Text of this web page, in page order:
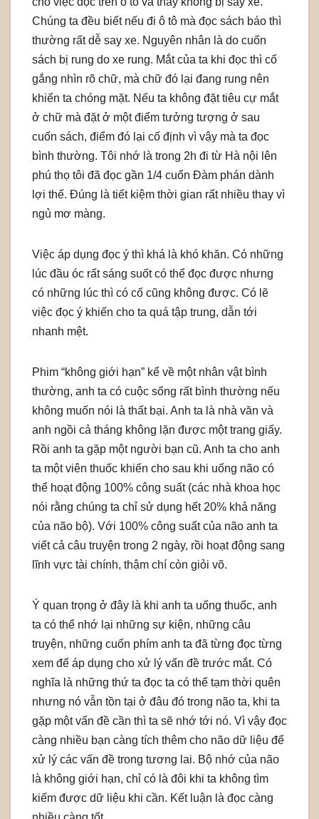
Chúng ta đều biết nếu đi ô tô mà đọc sách báo thì
thường rất dễ say xe. Nguyên nhân là do cuốn
sách bị rung do xe rung. Mắt của ta khi đọc thì cố
gắng nhìn rõ chữ, mà chữ đó lại đang rung nên
khiến ta chóng mặt. Nếu ta không đặt tiêu cự mắt
ở chữ mà đặt ở một điểm tưởng tượng ở sau
cuốn sách, điểm đó lại cố định vì vậy mà ta đọc
bình thường. Tôi nhớ là trong 2h đi từ Hà nội lên
phú thọ tôi đã đọc gần 1/4 cuốn Đàm phán dành
lợi thế. Đúng là tiết kiệm thời gian rất nhiều thay vì
ngủ mơ màng.
Việc áp dụng đọc ý thì khá là khó khăn. Có những
lúc đầu óc rất sáng suốt có thể đọc được nhưng
có những lúc thì có cố cũng không được. Có lẽ
việc đọc ý khiến cho ta quá tập trung, dẫn tới
nhanh mệt.
Phim “không giới hạn” kể về một nhân vật bình
thường, anh ta có cuộc sống rất bình thường nếu
không muốn nói là thất bại. Anh ta là nhà văn và
anh ngồi cả tháng không lặn được một trang giấy.
Rồi anh ta gặp một người bạn cũ. Anh ta cho anh
ta một viên thuốc khiến cho sau khi uống não có
thể hoạt động 100% công suất (các nhà khoa học
nói rằng chúng ta chỉ sử dụng hết 20% khả năng
của não bộ). Với 100% công suất của não anh ta
viết cả câu truyện trong 2 ngày, rồi hoạt động sang
lĩnh vực tài chính, thậm chí còn giỏi võ.
Ý quan trọng ở đây là khi anh ta uống thuốc, anh
ta có thể nhớ lại những sự kiện, những câu
truyện, những cuốn phím anh ta đã từng đọc từng
xem để áp dụng cho xử lý vấn đề trước mắt. Có
nghĩa là những thứ ta đọc ta có thể tạm thời quên
nhưng nó vẫn tồn tại ở đâu đó trong não ta, khi ta
gặp một vấn đề cần thì ta sẽ nhớ tới nó. Vì vậy đọc
càng nhiều bạn càng tích thêm cho não dữ liệu để
xử lý các vấn đề trong tương lai. Bộ nhớ của não
là không giới hạn, chỉ có là đôi khi ta không tìm
kiếm được dữ liệu khi cần. Kết luận là đọc càng